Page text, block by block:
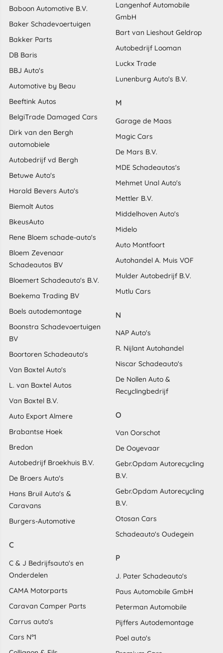
Baboon Automotive B.V.
Baker Schadevoertuigen
Bakker Parts
DB Baris
BBJ Auto's
Automotive by Beau
Beeftink Autos
BelgiTrade Damaged Cars
Dirk van den Bergh
automobiele
Autobedrijf vd Bergh
Betuwe Auto's
Harald Bevers Auto's
Biemolt Autos
BkeusAuto
Rene Bloem schade-auto's
Bloem Zevenaar
Schadeautos BV
Bloemert Schadeauto's B.V.
Boekema Trading BV
Boels autodemontage
Boonstra Schadevoertuigen
BV
Boortoren Schadeauto's
Van Boxtel Auto's
L. van Boxtel Autos
Van Boxtel B.V.
Auto Export Almere
Brabantse Hoek
Bredon
Autobedrijf Broekhuis B.V.
De Broers Auto's
Hans Bruil Auto's &
Caravans
Burgers-Automotive
C
C & J Bedrijfsauto's en
Onderdelen
CAMA Motorparts
Caravan Camper Parts
Carrus auto's
Cars N°1
Langenhof Automobile
GmbH
Bart van Lieshout Geldrop
Autobedrijf Looman
Luckx Trade
Lunenburg Auto's B.V.
M
Garage de Maas
Magic Cars
De Mars B.V.
MDE Schadeautos's
Mehmet Unal Auto's
Mettler B.V.
Middelhoven Auto's
Midelo
Auto Montfoort
Autohandel A. Muis VOF
Mulder Autobedrijf B.V.
Mutlu Cars
N
NAP Auto's
R. Nijlant Autohandel
Niscar Schadeauto's
De Nollen Auto &
Recyclingbedrijf
O
Van Oorschot
De Ooyevaar
Gebr.Opdam Autorecycling
B.V.
Gebr.Opdam Autorecycling
B.V.
Otosan Cars
Schadeauto's Oudegein
P
J. Pater Schadeauto's
Paus Automobile GmbH
Peterman Automobile
Pijffers Autodemontage
Poel auto's